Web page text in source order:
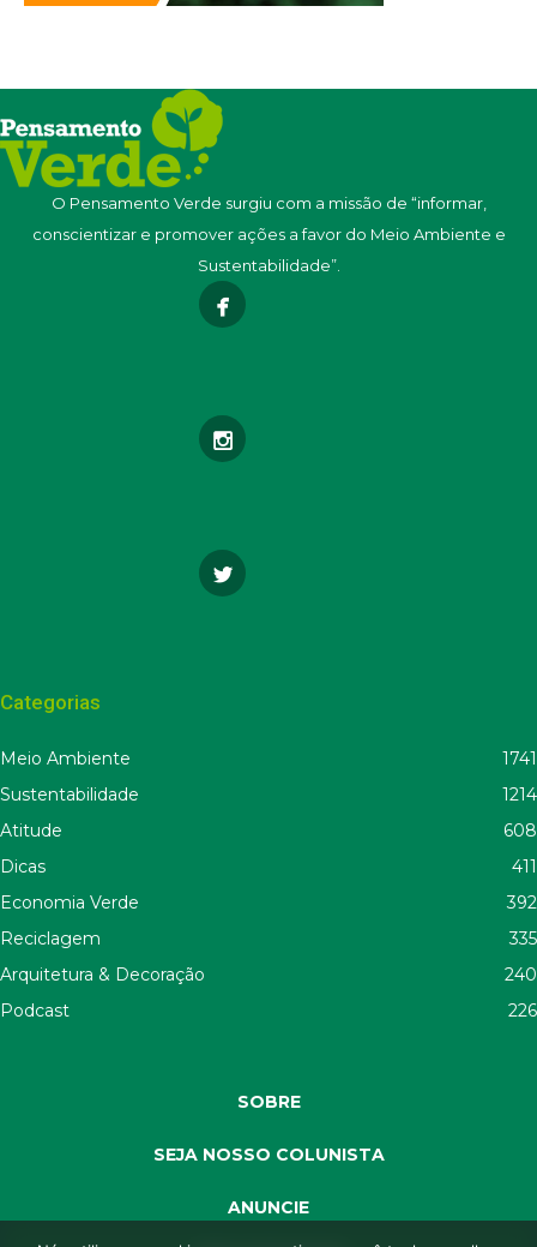
O Pensamento Verde surgiu com a missão de “informar,
conscientizar e promover ações a favor do Meio Ambiente e
Sustentabilidade”.
Categorias
Meio Ambiente
1741
Sustentabilidade
1214
Atitude
608
Dicas
411
Economia Verde
392
Reciclagem
335
Arquitetura & Decoração
240
Podcast
226
SOBRE
SEJA NOSSO COLUNISTA
ANUNCIE